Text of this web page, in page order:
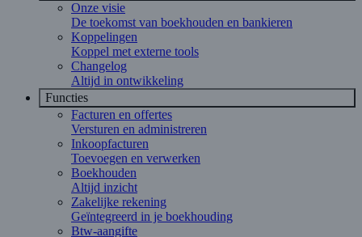
Onze visie
De toekomst van boekhouden en bankieren
Koppelingen
Koppel met externe tools
Changelog
Altijd in ontwikkeling
Functies
Facturen en offertes
Versturen en administreren
Inkoopfacturen
Toevoegen en verwerken
Boekhouden
Altijd inzicht
Zakelijke rekening
Geïntegreerd in je boekhouding
Btw-aangifte